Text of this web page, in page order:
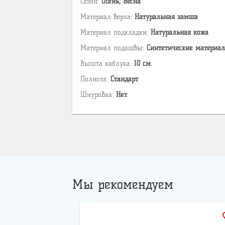
Материал верха: Натуральная замша
Материал подкладки: Натуральная кожа
Материал подошвы: Cинтетические
Высота каблука: 10 см.
Полнота: Стандарт
Шнуровка: Нет
Мы рекомендуем